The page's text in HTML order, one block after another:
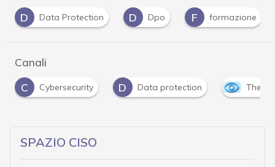
D
Dpo F formazione
formazione
Canali
D Data protection
The Outlook
SPAZIO CISO